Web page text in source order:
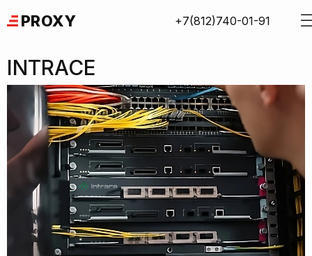
to
PROXY +7(812)740-01-91
INTRACE